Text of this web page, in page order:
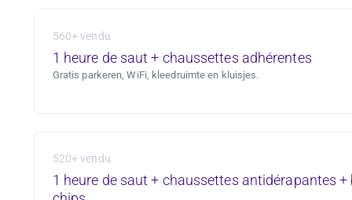
560+ vendu
1 heure de saut + chaussettes adhérentes
Gratis parkeren, WiFi, kleedruimte en kluisjes.
520+ vendu
1 heure de saut + chaussettes antidérapantes +